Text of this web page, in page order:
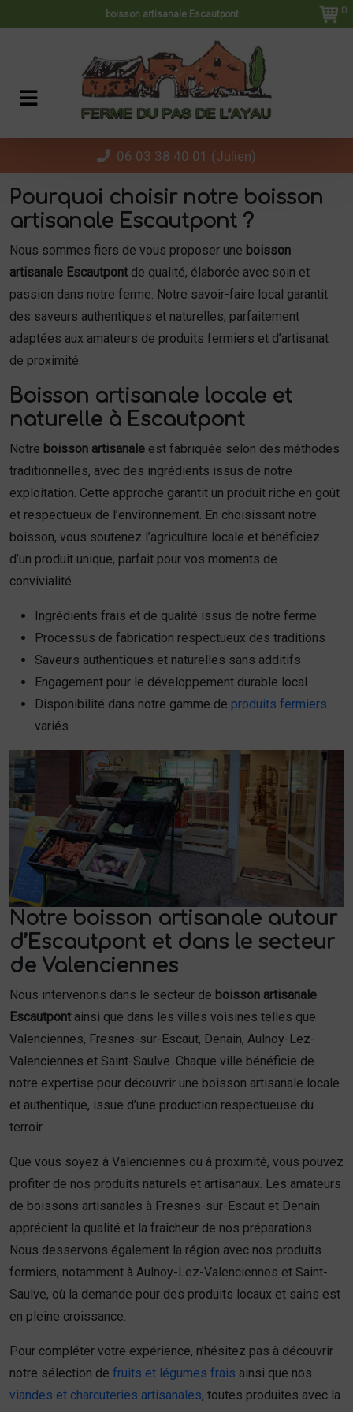
boisson artisanale Escautpont 0
06 03 38 40 01 (Julien)
Pourquoi choisir notre boisson
artisanale Escautpont ?
Nous sommes fiers de vous proposer une boisson
artisanale Escautpontde qualité, élaborée avec soin et
passion dans notre ferme. Notre savoir-faire local garantit
des saveurs authentiques et naturelles, parfaitement
adaptées aux amateurs de produits fermiers et d’artisanat
de proximité.
Boisson artisanale locale et
naturelle à Escautpont
Notre boisson artisanale est fabriquée selon des méthodes
traditionnelles, avec des ingrédients issus de notre
exploitation. Cette approche garantit un produit riche en goût
et respectueux de l’environnement. En choisissant notre
boisson, vous soutenez l’agriculture locale et bénéficiez
d’un produit unique, parfait pour vos moments de
convivialité.
Ingrédients frais et de qualité issus de notre ferme
Processus de fabrication respectueux des traditions
Saveurs authentiques et naturelles sans additifs
Engagement pour le développement durable local
Disponibilité dans notre gamme de produits fermiers
variés
Notre boisson artisanale autour
d’Escautpont et dans le secteur
de Valenciennes
Nous intervenons dans le secteur de boisson artisanale
Escautpontainsi que dans les villes voisines telles que
Valenciennes, Fresnes-sur-Escaut, Denain, Aulnoy-Lez-
Valenciennes et Saint-Saulve. Chaque ville bénéficie de
notre expertise pour découvrir une boisson artisanale locale
et authentique, issue d’une production respectueuse du
terroir.
Que vous soyez à Valenciennes ou à proximité, vous pouvez
profiter de nos produits naturels et artisanaux. Les amateurs
de boissons artisanales à Fresnes-sur-Escaut et Denain
apprécient la qualité et la fraîcheur de nos préparations.
Nous desservons également la région avec nos produits
fermiers, notamment à Aulnoy-Lez-Valenciennes et Saint-
Saulve, où la demande pour des produits locaux et sains est
en pleine croissance.
Pour compléter votre expérience, n’hésitez pas à découvrir
notre sélection de fruits et légumes frais ainsi que nos
viandes et charcuteries artisanales, toutes produites avec la
Panneau de gestion des cookies